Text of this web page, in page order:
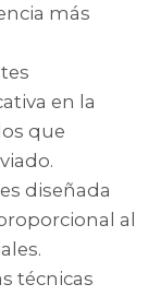
más
en la
que
diseñada
al
técnicas